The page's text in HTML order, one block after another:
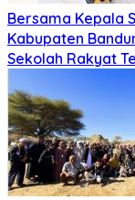
Bersama Kepala
Kabupaten
Sekolah Rakyat